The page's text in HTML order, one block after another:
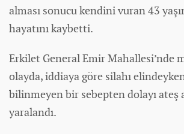
alması sonucu kendini vuran 43
hayatını kaybetti.
Erkilet General Emir Mahallesi’nde
olayda, iddiaya göre silahı
bilinmeyen bir sebepten dolayı ateş
yaralandı.